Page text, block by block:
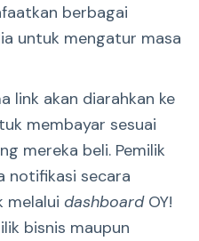
berbagai
untuk mengatur masa
link akan diarahkan ke
membayar sesuai
mereka beli. Pemilik
notifikasi secara
melalui dashboardOY!
bisnis maupun